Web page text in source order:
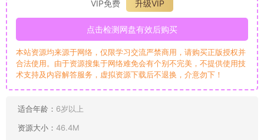
VIP免费
升级VIP
点击检测网盘有效后购买
本站资源均来源于网络，仅限学习交流严禁商用，请购买正版授权并
合法使用。由于资源搜集于网络难免会有个别不完美，不提供使用技
术支持及内容解答服务，虚拟资源下载后不退换，介意勿下！
适合年龄： 6岁以上
资源大小： 46.4M